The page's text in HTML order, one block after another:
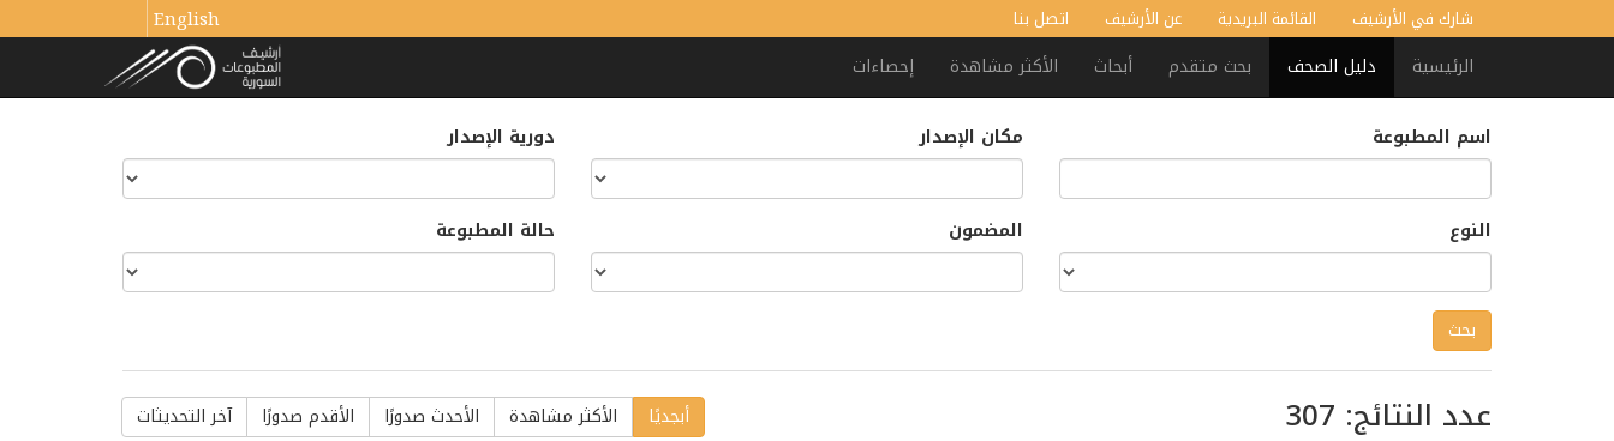
شارك في الأرشيف القائمة البريدية عن الأرشيف اتصل بنا English
الرئيسية دليل الصحف بحث متقدم أبحاث الأكثر مشاهدة إحصاءات
اسم المطبوعة مكان الإصدار دورية الإصدار
النوع المضمون حالة المطبوعة
عدد النتائج: 307 أبجديًا الأكثر مشاهدة الأحدث صدورًا الأقدم صدورًا آخر التحديثات